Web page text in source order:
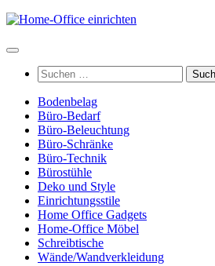
Zum
springen
Suchen
nach:
Bodenbelag
Büro-Bedarf
Büro-Beleuchtung
Büro-Schränke
Büro-Technik
Bürostühle
Deko und Style
Einrichtungsstile
Home Office Gadgets
Home-Office Möbel
Schreibtische
Wände/Wandverkleidung